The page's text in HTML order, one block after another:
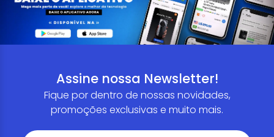
Assine nossa Newsletter!
Fique por dentro de nossas novidades,
promoções exclusivas e muito mais.